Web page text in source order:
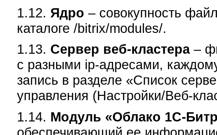
1.12. Ядро – совокупность
каталоге /bitrix/modules/.
1.13. Сервер веб-кластера–
с разными ip-адресами,
запись в разделе «Список
управления (Настройки/Веб-
1.14. Модуль «Облако 1С-